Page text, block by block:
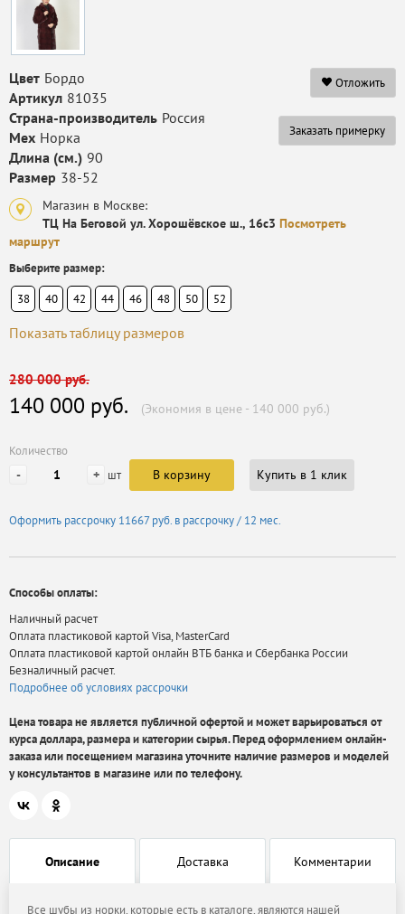
Отложить
Заказать примерку
Цвет Бордо
Артикул 81035
Страна-производитель Россия
Мех Норка
Длина (см.) 90
Размер 38-52
Магазин в Москве:
ТЦ На Беговой ул. Хорошёвское ш., 16с3 Посмотреть
маршрут
Выберите размер:
38
40 42 44 46 48 50 52
Показать таблицу размеров
280 000 руб.
140 000 руб. (Экономия в цене - 140 000 руб.)
Количество
- + шт В корзину Купить в 1 клик
Оформить рассрочку 11667 руб. в рассрочку / 12 мес.
Способы оплаты:
Наличный расчет
Оплата пластиковой картой Visa, MasterCard
Оплата пластиковой картой онлайн ВТБ банка и Сбербанка России
Безналичный расчет.
Подробнее об условиях рассрочки
Цена товара не является публичной офертой и может варьироваться от
курса доллара, размера и категории сырья. Перед оформлением онлайн-
заказа или посещением магазина уточните наличие размеров и моделей
у консультантов в магазине или по телефону.
Описание Доставка Комментарии
Все шубы из норки, которые есть в каталоге, являются нашей